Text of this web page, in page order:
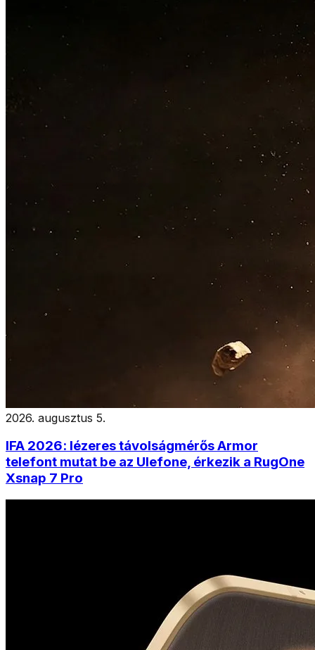
2026. augusztus 5.
IFA 2026: lézeres távolságmérős Armor
telefont mutat be az Ulefone, érkezik a RugOne
Xsnap 7 Pro